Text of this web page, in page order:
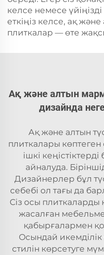
келсе немесе
еткіңіз келсе, ақ
плиткалар — өте
Ақ және алтын
дизайнда
Ақ және алтын
плиткалары
ішкі
айналуда.
Дизайнерлер бұл
себебі ол тағы да
Сіз осы плиткаларды
жасалған
қабырғалармен
Осындай икемділік
стилін көрсетуге